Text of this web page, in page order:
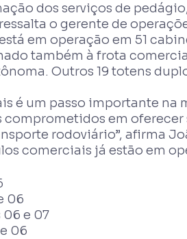
dos serviços de
o gerente de
em operação em 51
também à frota
Outros 19 totens
é um passo importante
em
rodoviário”, afirma
comerciais já estão em
06
e 07
06